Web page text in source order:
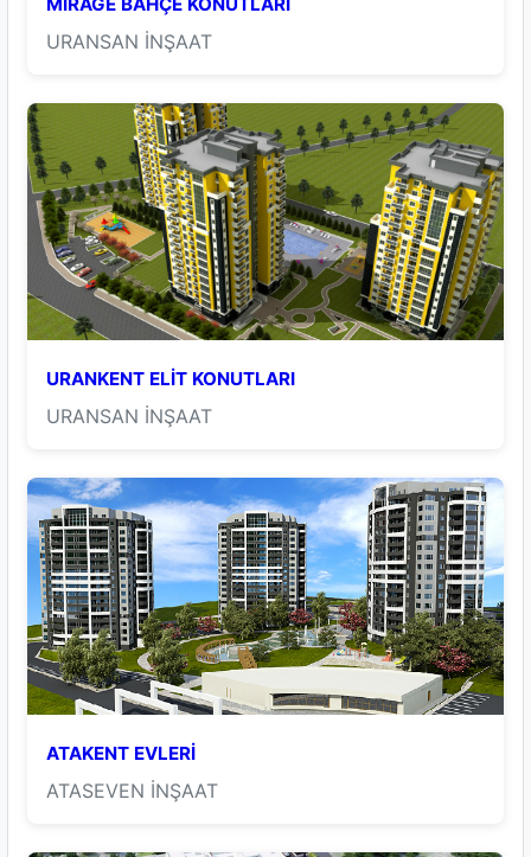
URANSAN İNŞAAT
URANKENT ELİT KONUTLARI
URANSAN İNŞAAT
ATAKENT EVLERİ
ATASEVEN İNŞAAT